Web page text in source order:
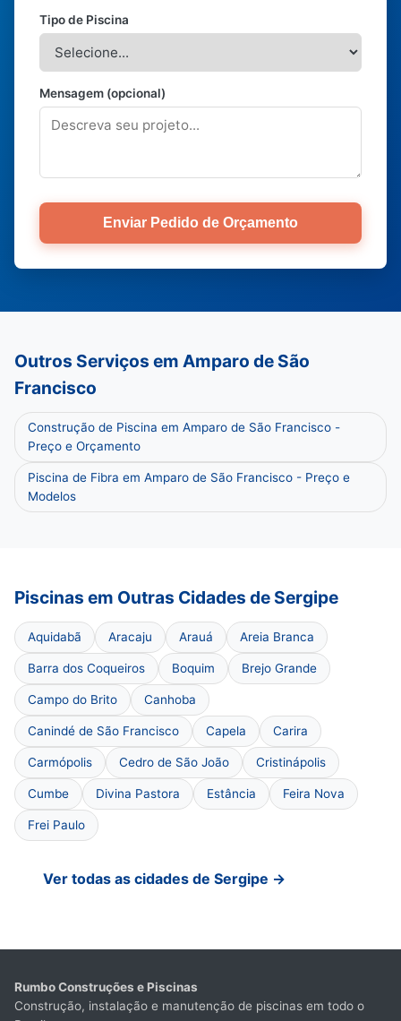
Tipo de Piscina
Mensagem (opcional)
Enviar Pedido de Orçamento
Outros Serviços em Amparo de São
Francisco
Construção de Piscina em Amparo de São Francisco -
Preço e Orçamento
Piscina de Fibra em Amparo de São Francisco - Preço e
Modelos
Piscinas em Outras Cidades de Sergipe
Aquidabã Aracaju Arauá Areia Branca
Barra dos Coqueiros Boquim Brejo Grande
Campo do Brito Canhoba
Canindé de São Francisco Capela Carira
Carmópolis Cedro de São João Cristinápolis
Cumbe Divina Pastora Estância Feira Nova
Frei Paulo
Ver todas as cidades de Sergipe →
Rumbo Construções e Piscinas
Construção, instalação e manutenção de piscinas em todo o